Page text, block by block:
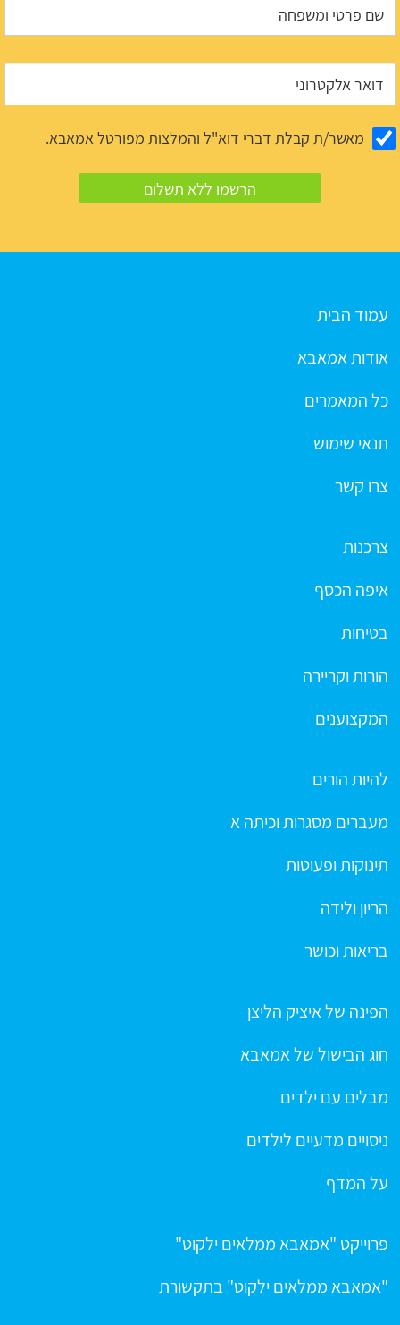
מאשר/ת קבלת דברי דוא"ל והמלצות מפורטל אמאבא.
עמוד הבית
אודות אמאבא
כל המאמרים
תנאי שימוש
צרו קשר
צרכנות
איפה הכסף
בטיחות
הורות וקריירה
המקצוענים
להיות הורים
מעברים מסגרות וכיתה א
תינוקות ופעוטות
הריון ולידה
בריאות וכושר
הפינה של איציק הליצן
חוג הבישול של אמאבא
מבלים עם ילדים
ניסויים מדעיים לילדים
על המדף
פרוייקט "אמאבא ממלאים ילקוט"
"אמאבא ממלאים ילקוט" בתקשורת